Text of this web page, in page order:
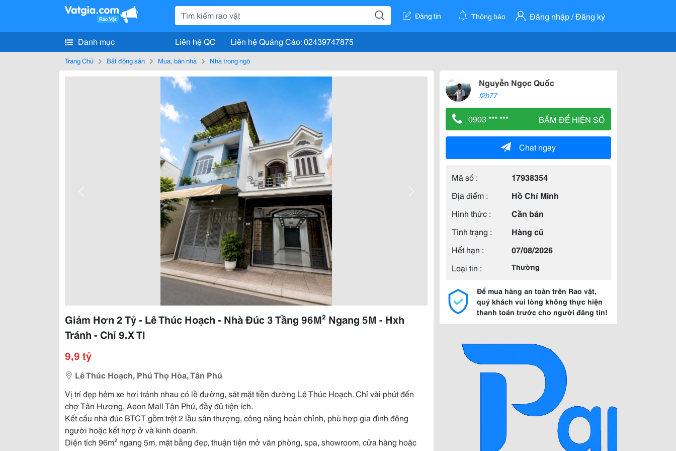
Đăng tin Thông báo Đăng nhập / Đăng ký
Danh mục Liên hệ QC Liên hệ Quảng Cáo: 02439747875
Trang Chủ Bất động sản Mua, bán nhà Nhà trong ngõ
Giảm Hơn 2 Tỷ - Lê Thúc Hoạch - Nhà Đúc 3 Tầng 96M² Ngang 5M - Hxh
Tránh - Chỉ 9.X Tl
9,9 tỷ
Lê Thúc Hoạch, Phú Thọ Hòa, Tân Phú
Vị trí đẹp hẻm xe hơi tránh nhau có lề đường, sát mặt tiền đường Lê Thúc Hoạch. Chỉ vài phút đến
chợ Tân Hương, Aeon Mall Tân Phú, đầy đủ tiện ích.
Kết cấu nhà đúc BTCT gồm trệt 2 lầu sân thượng, công năng hoàn chỉnh, phù hợp gia đình đông
người hoặc kết hợp ở và kinh doanh.
Diện tích 96m² ngang 5m, mặt bằng đẹp, thuận tiện mở văn phòng, spa, showroom, cửa hàng hoặc
Nguyễn Ngọc Quốc
f2b77
0903 *** *** BẤM ĐỂ HIỆN SỐ
Chat ngay
Mã số :
17938354
Địa điểm :
Hồ Chí Minh
Hình thức :
Cần bán
Tình trạng :
Hàng cũ
Hết hạn :
07/08/2026
Loại tin :
Thường
Để mua hàng an toàn trên Rao vặt,
quý khách vui lòng không thực hiện
thanh toán trước cho người đăng tin!